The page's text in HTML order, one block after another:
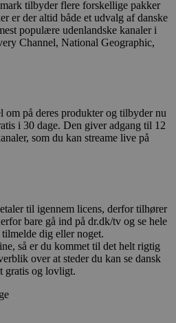
tilbyder flere forskellige pakker
er der altid både et udvalg af danske
populære udenlandske kanaler i
Channel, National Geographic,
på deres produkter og tilbyder nu
i 30 dage. Den giver adgang til 12
som du kan streame live på
til igennem licens, derfor tilhører
bare gå ind på dr.dk/tv og se hele
dig eller noget.
så er du kommet til det helt rigtig
over at steder du kan se dansk
gratis og lovligt.